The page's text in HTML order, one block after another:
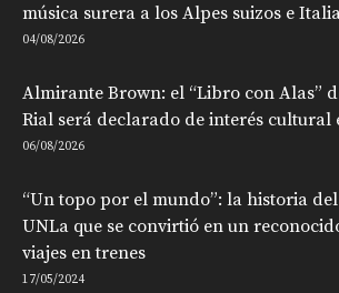
música surera a los Alpes suizos e
04/08/2026
Almirante Brown: el “Libro con Alas”
Rial será declarado de interés cultural
06/08/2026
“Un topo por el mundo”: la historia
UNLa que se convirtió en un
viajes en trenes
17/05/2024